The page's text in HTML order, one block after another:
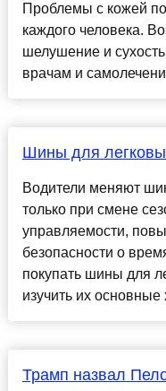
Проблемы с кожей
каждого человека.
шелушение и
врачам и
Шины для
Водители меняют
только при смене
управляемости,
безопасности о
покупать шины для
изучить их основные
Трамп назвал